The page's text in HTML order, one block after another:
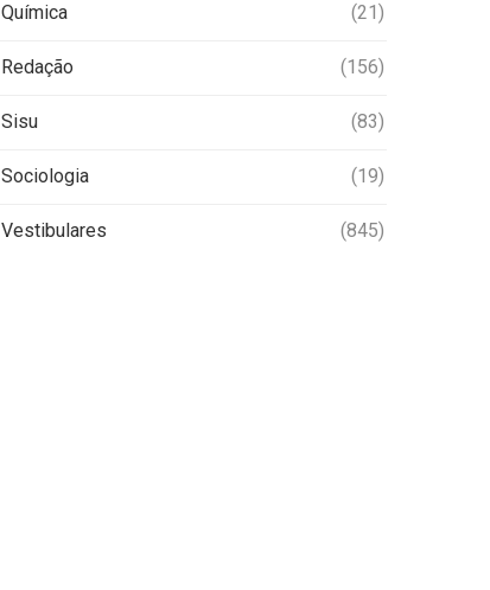
Química (21)
Redação (156)
Sisu (83)
Sociologia (19)
Vestibulares (845)